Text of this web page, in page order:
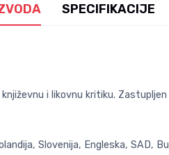
SPECIFIKACIJE
i likovnu kritiku.
Slovenija, Engleska, SAD,